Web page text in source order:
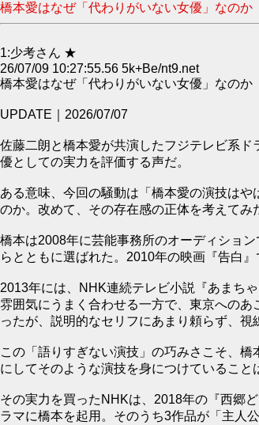
橋本愛はなぜ「代わりがいない女優」なの
1:少考さん ★
26/07/09 10:27:55.56 5k+Be/nt9.net
橋本愛はなぜ「代わりがいない女優」なの
UPDATE｜2026/07/07
佐藤二朗と橋本愛が共演したフジテレビ系
優としての実力を評価する声だ。
ある意味、今回の騒動は「橋本愛の演技は
のか。改めて、その存在感の正体を考えてみ
橋本は2008年に芸能事務所のオーディショ
らとともに選ばれた。2010年の映画『告白
2013年には、NHK連続テレビ小説『あまち
雰囲気にうまく合わせる一方で、東京への
ったが、説明的なセリフにあまり頼らず、視
この「語りすぎない演技」の巧みさこそ、
にしてそのような演技を身につけているこ
その実力を買ったNHKは、2018年の『西郷
ラマに橋本を起用。そのうち3作品が「主人